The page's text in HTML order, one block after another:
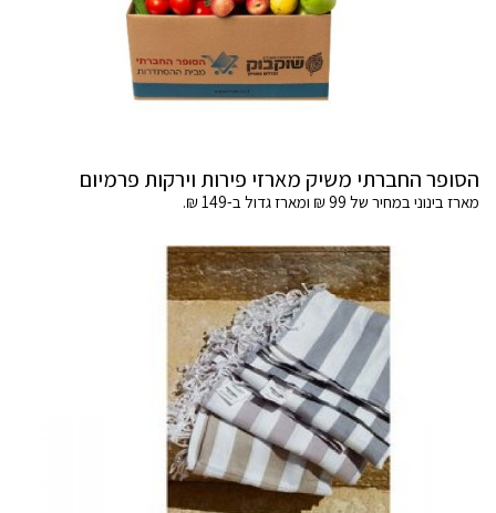
הסופר החברתי משיק מארזי פירות וירקות פרמיום
מארז בינוני במחיר של 99 ₪ ומארז גדול ב-149 ₪.